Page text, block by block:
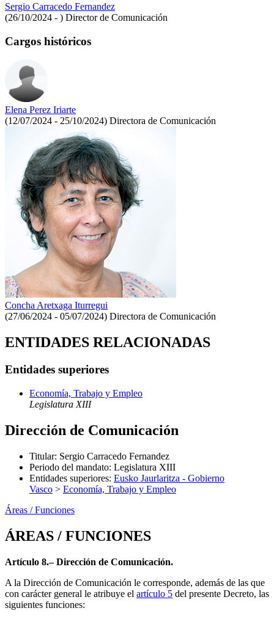
Sergio Carracedo Fernandez
(26/10/2024 - ) Director de Comunicación
Cargos históricos
Elena Perez Iriarte
(12/07/2024 - 25/10/2024) Directora de Comunicación
Concha Aretxaga Iturregui
(27/06/2024 - 05/07/2024) Directora de Comunicación
ENTIDADES RELACIONADAS
Entidades superiores
Economía, Trabajo y Empleo
Legislatura XIII
Dirección de Comunicación
Titular: Sergio Carracedo Fernandez
Periodo del mandato: Legislatura XIII
Entidades superiores: Eusko Jaurlaritza - Gobierno
Vasco > Economía, Trabajo y Empleo
Áreas / Funciones
ÁREAS / FUNCIONES
Artículo 8.– Dirección de Comunicación.
A la Dirección de Comunicación le corresponde, además de las que
con carácter general le atribuye el artículo 5 del presente Decreto, las
siguientes funciones: